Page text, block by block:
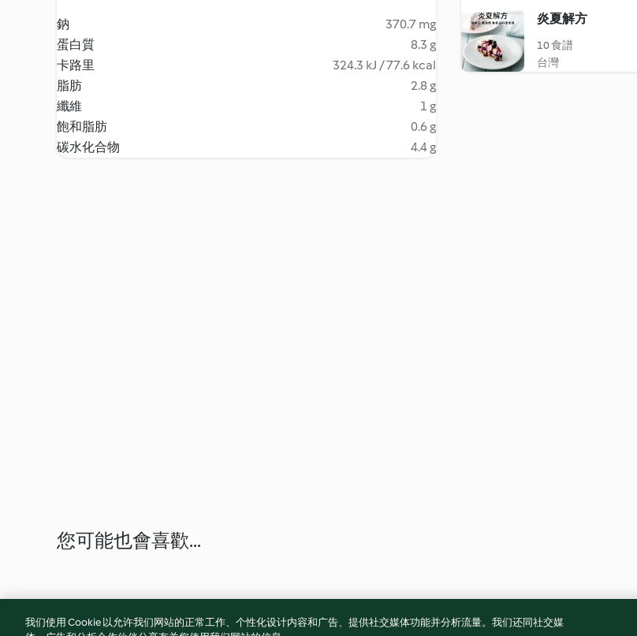
鈉
370.7 mg
蛋白質
8.3 g
卡路里
324.3 kJ / 77.6 kcal
脂肪
2.8 g
纖維
1 g
飽和脂肪
0.6 g
碳水化合物
4.4 g
炎夏解方
10 食譜
台灣
您可能也會喜歡...
我们使用 Cookie 以允许我们网站的正常工作、个性化设计内容和广告、提供社交媒体功能并分析流量。我们还同社交媒